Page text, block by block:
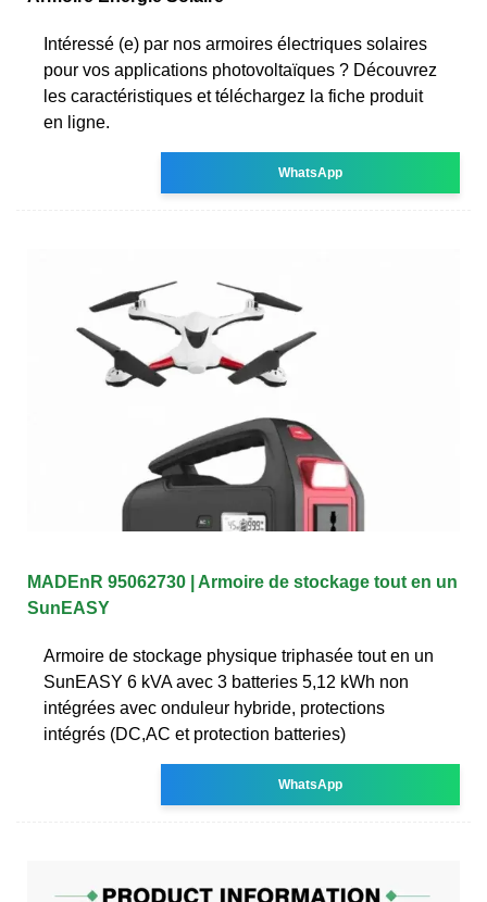
Intéressé (e) par nos armoires électriques solaires
pour vos applications photovoltaïques ? Découvrez
les caractéristiques et téléchargez la fiche produit
en ligne.
WhatsApp
MADEnR 95062730 | Armoire de stockage tout en un
SunEASY
Armoire de stockage physique triphasée tout en un
SunEASY 6 kVA avec 3 batteries 5,12 kWh non
intégrées avec onduleur hybride, protections
intégrés (DC,AC et protection batteries)
WhatsApp